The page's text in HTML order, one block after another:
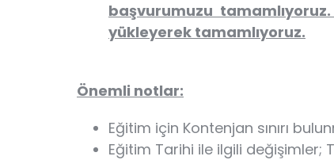
başvurumuzu
yükleyerek tamamlıyoruz.
Önemli notlar:
Eğitim için Kontenjan sınırı
Eğitim Tarihi ile ilgili değişimler;